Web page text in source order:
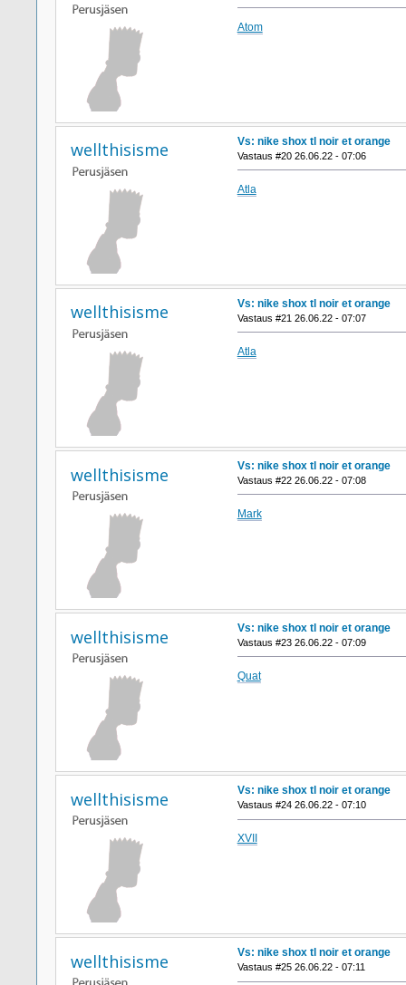
Atom
wellthisisme Vs: nike shox tl noir et orange
Vastaus #20 26.06.22 - 07:06
Atla
wellthisisme Vs: nike shox tl noir et orange
Vastaus #21 26.06.22 - 07:07
Atla
wellthisisme Vs: nike shox tl noir et orange
Vastaus #22 26.06.22 - 07:08
Mark
wellthisisme Vs: nike shox tl noir et orange
Vastaus #23 26.06.22 - 07:09
Quat
wellthisisme Vs: nike shox tl noir et orange
Vastaus #24 26.06.22 - 07:10
XVII
wellthisisme Vs: nike shox tl noir et orange
Vastaus #25 26.06.22 - 07:11